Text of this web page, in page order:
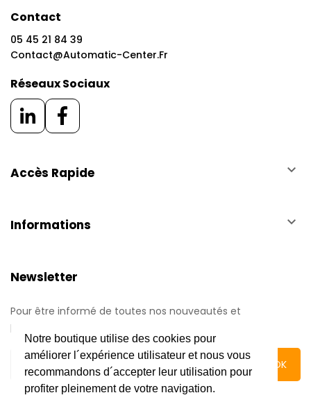
Notre boutique utilise des cookies pour
améliorer l´expérience utilisateur et nous vous
recommandons d´accepter leur utilisation pour
profiter pleinement de votre navigation.
Contact
05 45 21 84 39
Contact@automatic-Center.fr
Réseaux Sociaux
Accès Rapide keyboard_arrow_down
Informations keyboard_arrow_down
Newsletter
Pour être informé de toutes nos nouveautés et
promotions.